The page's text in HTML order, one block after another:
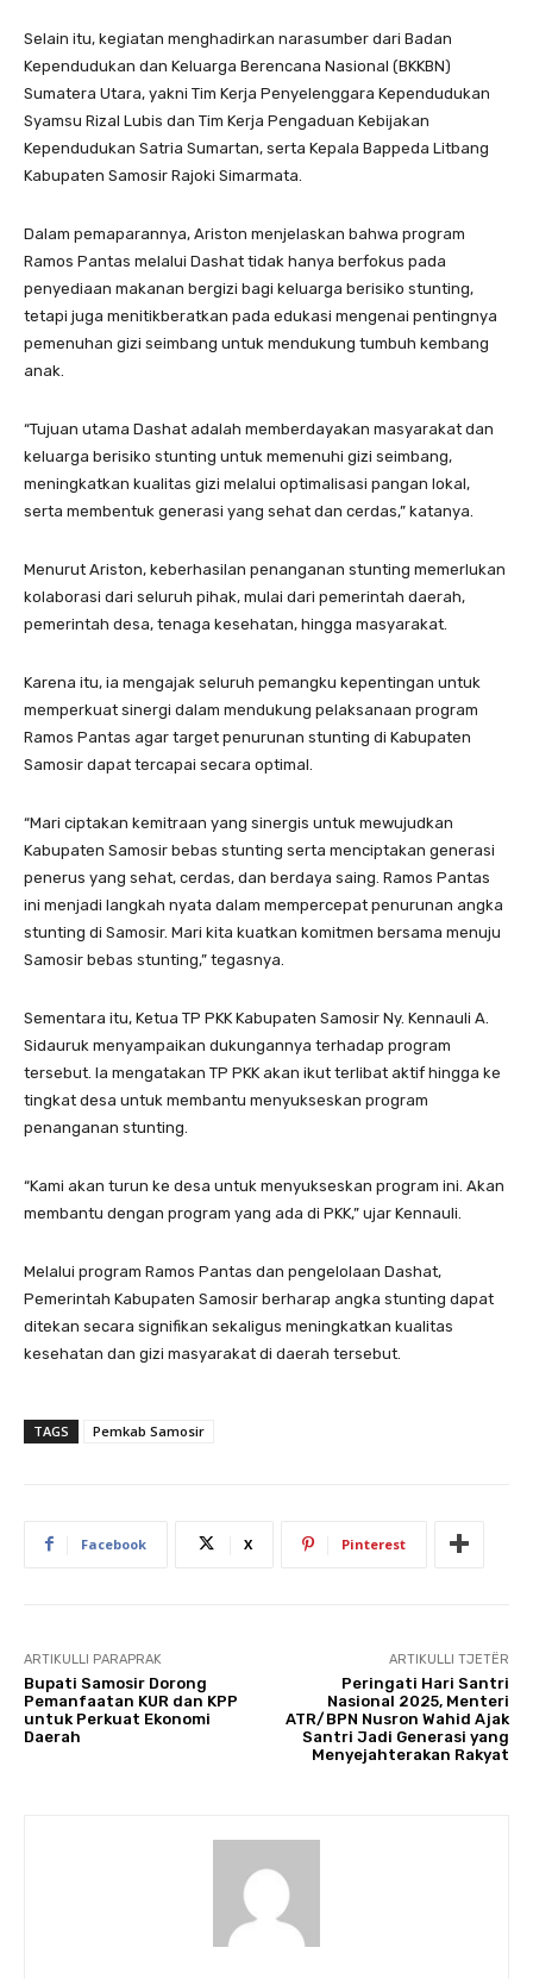
Selain itu, kegiatan menghadirkan narasumber dari Badan
Kependudukan dan Keluarga Berencana Nasional (BKKBN)
Sumatera Utara, yakni Tim Kerja Penyelenggara Kependudukan
Syamsu Rizal Lubis dan Tim Kerja Pengaduan Kebijakan
Kependudukan Satria Sumartan, serta Kepala Bappeda Litbang
Kabupaten Samosir Rajoki Simarmata.
Dalam pemaparannya, Ariston menjelaskan bahwa program
Ramos Pantas melalui Dashat tidak hanya berfokus pada
penyediaan makanan bergizi bagi keluarga berisiko stunting,
tetapi juga menitikberatkan pada edukasi mengenai pentingnya
pemenuhan gizi seimbang untuk mendukung tumbuh kembang
anak.
“Tujuan utama Dashat adalah memberdayakan masyarakat dan
keluarga berisiko stunting untuk memenuhi gizi seimbang,
meningkatkan kualitas gizi melalui optimalisasi pangan lokal,
serta membentuk generasi yang sehat dan cerdas,” katanya.
Menurut Ariston, keberhasilan penanganan stunting memerlukan
kolaborasi dari seluruh pihak, mulai dari pemerintah daerah,
pemerintah desa, tenaga kesehatan, hingga masyarakat.
Karena itu, ia mengajak seluruh pemangku kepentingan untuk
memperkuat sinergi dalam mendukung pelaksanaan program
Ramos Pantas agar target penurunan stunting di Kabupaten
Samosir dapat tercapai secara optimal.
“Mari ciptakan kemitraan yang sinergis untuk mewujudkan
Kabupaten Samosir bebas stunting serta menciptakan generasi
penerus yang sehat, cerdas, dan berdaya saing. Ramos Pantas
ini menjadi langkah nyata dalam mempercepat penurunan angka
stunting di Samosir. Mari kita kuatkan komitmen bersama menuju
Samosir bebas stunting,” tegasnya.
Sementara itu, Ketua TP PKK Kabupaten Samosir Ny. Kennauli A.
Sidauruk menyampaikan dukungannya terhadap program
tersebut. Ia mengatakan TP PKK akan ikut terlibat aktif hingga ke
tingkat desa untuk membantu menyukseskan program
penanganan stunting.
“Kami akan turun ke desa untuk menyukseskan program ini. Akan
membantu dengan program yang ada di PKK,” ujar Kennauli.
Melalui program Ramos Pantas dan pengelolaan Dashat,
Pemerintah Kabupaten Samosir berharap angka stunting dapat
ditekan secara signifikan sekaligus meningkatkan kualitas
kesehatan dan gizi masyarakat di daerah tersebut.
TAGS Pemkab Samosir
Facebook X Pinterest
ARTIKULLI PARAPRAK
Bupati Samosir Dorong
Pemanfaatan KUR dan KPP
untuk Perkuat Ekonomi
Daerah
ARTIKULLI TJETËR
Peringati Hari Santri
Nasional 2025, Menteri
ATR/BPN Nusron Wahid Ajak
Santri Jadi Generasi yang
Menyejahterakan Rakyat